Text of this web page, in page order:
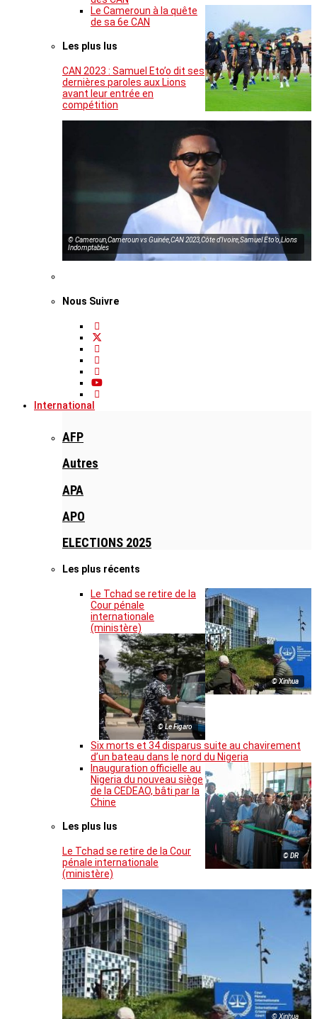
Le Cameroun à la quête
de sa 6e CAN
Les plus lus
CAN 2023 : Samuel Eto’o dit ses
dernières paroles aux Lions
avant leur entrée en
compétition
© Cameroun,Cameroun vs Guinée,CAN 2023,Côte d’Ivoire,Samuel Eto’o,Lions
Indomptables
Nous Suivre
International
AFP
Autres
APA
APO
ELECTIONS 2025
Les plus récents
© Xinhua
Le Tchad se retire de la
Cour pénale
internationale
(ministère)
© Le Figaro
Six morts et 34 disparus suite au chavirement
d’un bateau dans le nord du Nigeria
© DR
Inauguration officielle au
Nigeria du nouveau siège
de la CEDEAO, bâti par la
Chine
Les plus lus
Le Tchad se retire de la Cour
pénale internationale
(ministère)
© Xinhua